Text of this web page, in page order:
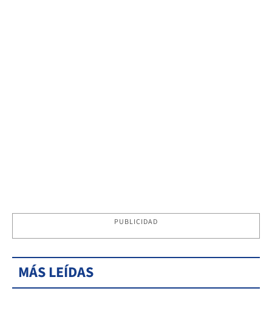
PUBLICIDAD
MÁS LEÍDAS